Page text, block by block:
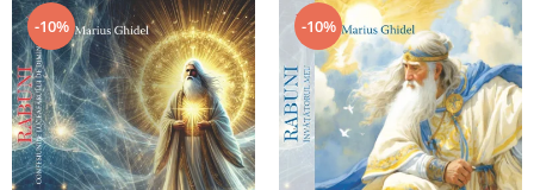
-10% -10%